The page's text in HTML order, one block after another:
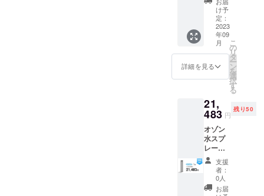
ご購入
により
量産効
率が向
上した
場合、
正規販
格より
下がる
可能性
もござ
いま
す。 ※
デザイ
ン・仕
様は変
更にな
定価
格：
24980
円（税
込） ・
割引率
は税込
予定販
売価格
0円）に
対する
もので
す。 ・
価格は
消費税
込・送
料込で
す。 ※
皆様の
け予
定：
2023
年09
月
詳細を見る
こ
の
リ
タ
ー
ン
を
選
択
す
る
21,
483 円
残り50
オゾン
水スプ
レー
（OZO3
）×1点
・一般
販売予
支援
者：
0人
お届